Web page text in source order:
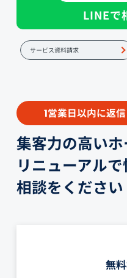
LINEで
サービス資料請求
1営業日以内に返信
集客力の高いホ
リニューアル
相談をください
無